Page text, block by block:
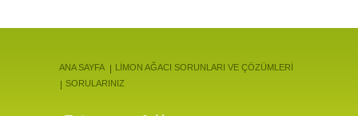
ANA SAYFA
LİMON AĞACI SORUNLARI VE ÇÖZÜMLERİ
SORULARINIZ